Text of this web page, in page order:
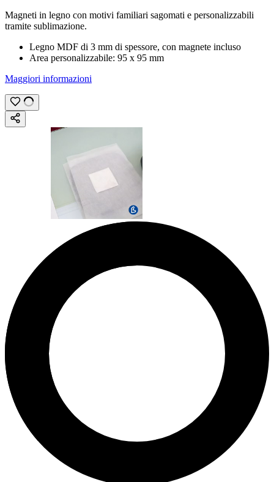
Magneti in legno con motivi familiari sagomati e personalizzabili
tramite sublimazione.
Legno MDF di 3 mm di spessore, con magnete incluso
Area personalizzabile: 95 x 95 mm
Maggiori informazioni